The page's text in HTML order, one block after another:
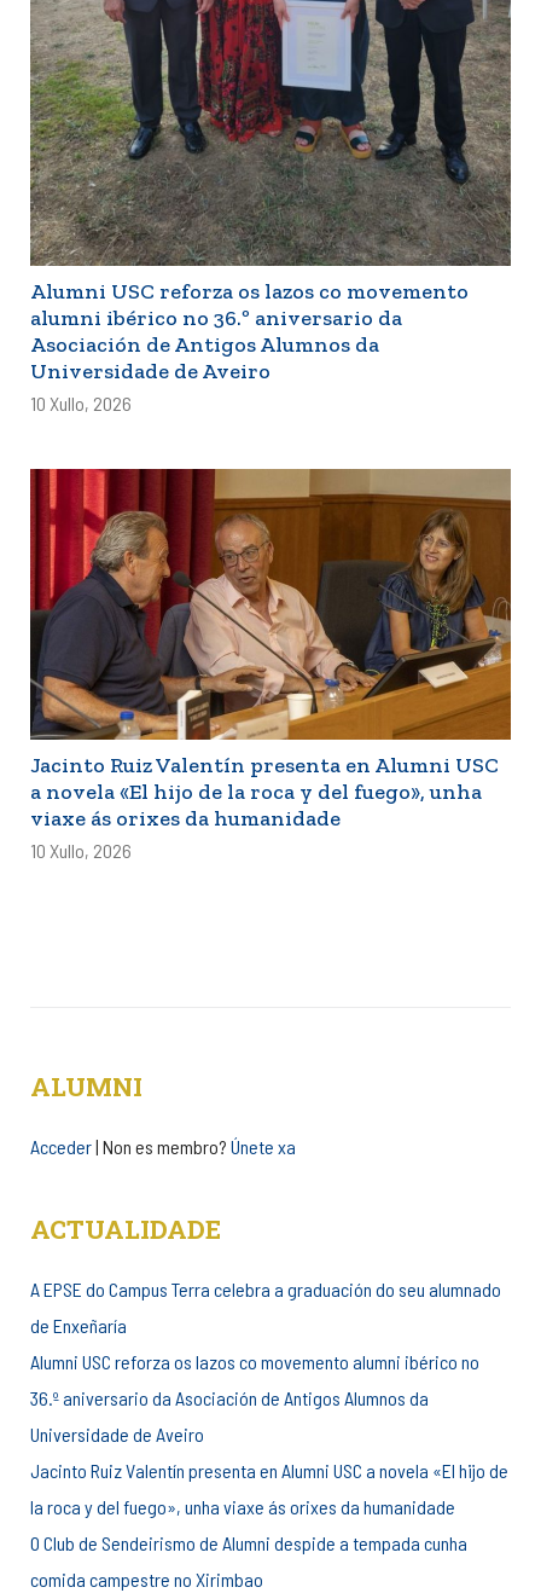
Alumni USC reforza os lazos co movemento
alumni ibérico no 36.º aniversario da
Asociación de Antigos Alumnos da
Universidade de Aveiro
10 Xullo, 2026
Jacinto Ruiz Valentín presenta en Alumni USC
a novela «El hijo de la roca y del fuego», unha
viaxe ás orixes da humanidade
10 Xullo, 2026
ALUMNI
Acceder| Non es membro? Únete xa
ACTUALIDADE
A EPSE do Campus Terra celebra a graduación do seu alumnado
de Enxeñaría
Alumni USC reforza os lazos co movemento alumni ibérico no
36.º aniversario da Asociación de Antigos Alumnos da
Universidade de Aveiro
Jacinto Ruiz Valentín presenta en Alumni USC a novela «El hijo de
la roca y del fuego», unha viaxe ás orixes da humanidade
O Club de Sendeirismo de Alumni despide a tempada cunha
comida campestre no Xirimbao